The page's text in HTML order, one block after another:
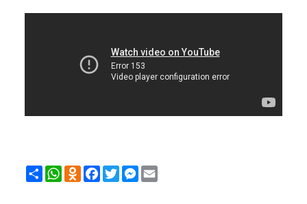
ShareWhatsApp
Odnoklassniki
Facebook
TwitterMessenger